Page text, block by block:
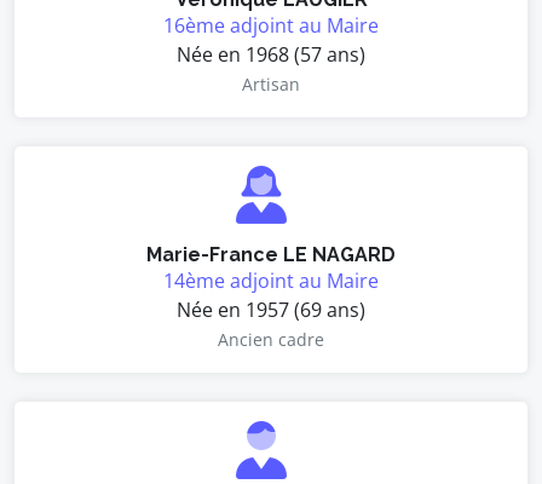
16ème adjoint au Maire
Née en 1968 (57 ans)
Artisan
Marie-France LE NAGARD
14ème adjoint au Maire
Née en 1957 (69 ans)
Ancien cadre